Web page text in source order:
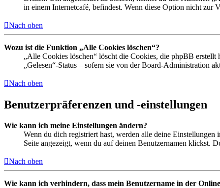
in einem Internetcafé, befindest. Wenn diese Option nicht zur
Nach oben
Wozu ist die Funktion „Alle Cookies löschen“?
„Alle Cookies löschen“ löscht die Cookies, die phpBB
„Gelesen“-Status – sofern sie von der Board-Administration
Nach oben
Benutzerpräferenzen und -einstellungen
Wie kann ich meine Einstellungen ändern?
Wenn du dich registriert hast, werden alle deine
Seite angezeigt, wenn du auf deinen Benutzernamen klickst.
Nach oben
Wie kann ich verhindern, dass mein Benutzername in der